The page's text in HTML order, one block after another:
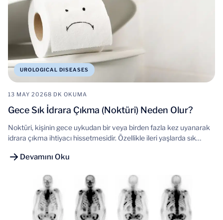
UROLOGICAL DISEASES
13 MAY 20268 DK OKUMA
Gece Sık İdrara Çıkma (Noktüri) Neden Olur?
Noktüri, kişinin gece uykudan bir veya birden fazla kez uyanarak
idrara çıkma ihtiyacı hissetmesidir. Özellikle ileri yaşlarda sık
değerlendirilmemelidir.
Devamını Oku